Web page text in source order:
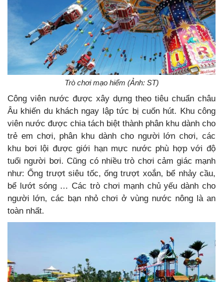
Trò chơi mạo hiểm (Ảnh: ST)
Công viên nước được xây dựng theo tiêu chuẩn châu
Âu khiến du khách ngay lập tức bị cuốn hút. Khu công
viên nước được chia tách biệt thành phân khu dành cho
trẻ em chơi, phân khu dành cho người lớn chơi, các
khu bơi lội được giới hạn mực nước phù hợp với độ
tuổi người bơi. Cũng có nhiều trò chơi cảm giác mạnh
như: Ống trượt siêu tốc, ống trượt xoắn, bể nhảy cầu,
bể lướt sóng … Các trò chơi mạnh chủ yếu dành cho
người lớn, các bạn nhỏ chơi ở vùng nước nông là an
toàn nhất.